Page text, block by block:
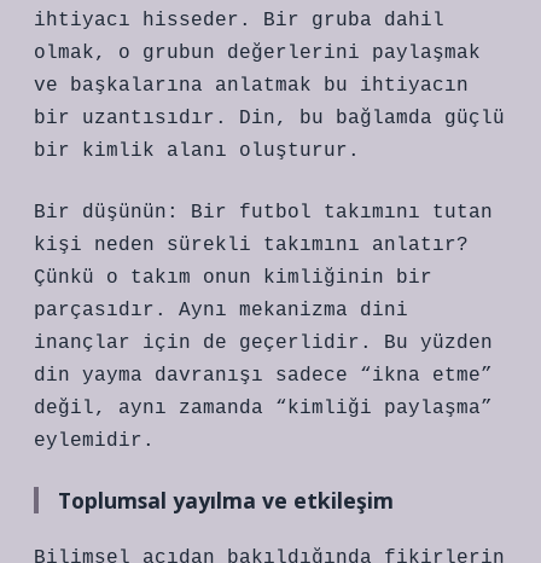
ihtiyacı hisseder. Bir gruba dahil
olmak, o grubun değerlerini paylaşmak
ve başkalarına anlatmak bu ihtiyacın
bir uzantısıdır. Din, bu bağlamda güçlü
bir kimlik alanı oluşturur.
Bir düşünün: Bir futbol takımını tutan
kişi neden sürekli takımını anlatır?
Çünkü o takım onun kimliğinin bir
parçasıdır. Aynı mekanizma dini
inançlar için de geçerlidir. Bu yüzden
din yayma davranışı sadece “ikna etme”
değil, aynı zamanda “kimliği paylaşma”
eylemidir.
Toplumsal yayılma ve etkileşim
Bilimsel açıdan bakıldığında fikirlerin